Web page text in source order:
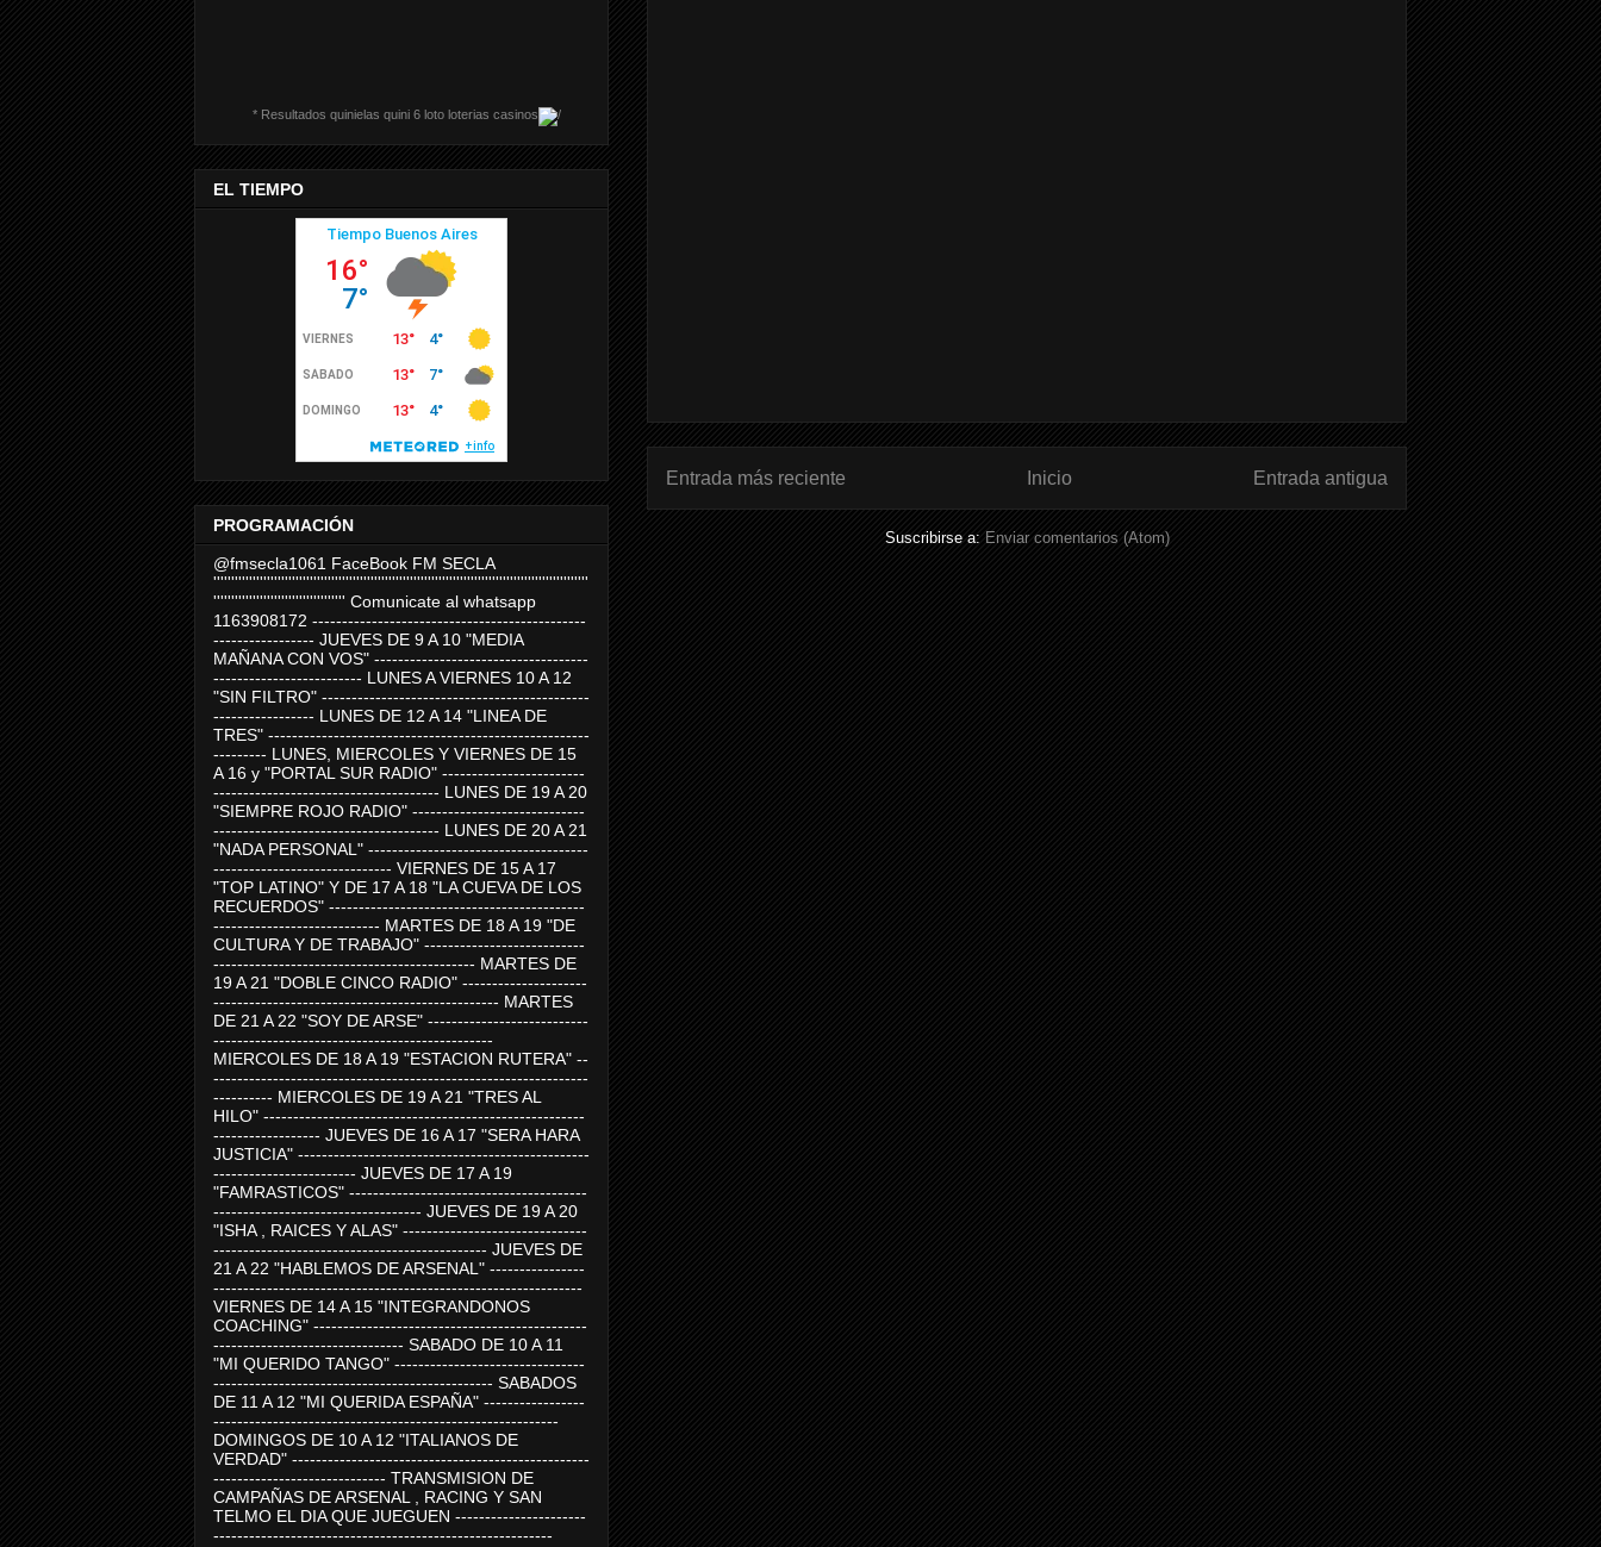
Entrada más reciente Entrada antigua
Inicio
Suscribirse a: Enviar comentarios (Atom)
* Resultados quinielas quini 6 loto loterias casinos
EL TIEMPO
PROGRAMACIÓN
@fmsecla1061 FaceBook FM SECLA
'''''''''''''''''''''''''''''''''''''''''''''''''''''''''''''''''''''''''''''''''''''''''''''''''''''''''
''''''''''''''''''''''''''''''''''''' Comunicate al whatsapp
1163908172 ----------------------------------------------
----------------- JUEVES DE 9 A 10 "MEDIA
MAÑANA CON VOS" ------------------------------------
------------------------- LUNES A VIERNES 10 A 12
"SIN FILTRO" ---------------------------------------------
----------------- LUNES DE 12 A 14 "LINEA DE
TRES" ------------------------------------------------------
--------- LUNES, MIERCOLES Y VIERNES DE 15
A 16 y "PORTAL SUR RADIO" ------------------------
-------------------------------------- LUNES DE 19 A 20
"SIEMPRE ROJO RADIO" -----------------------------
-------------------------------------- LUNES DE 20 A 21
"NADA PERSONAL" -------------------------------------
------------------------------ VIERNES DE 15 A 17
"TOP LATINO" Y DE 17 A 18 "LA CUEVA DE LOS
RECUERDOS" -------------------------------------------
---------------------------- MARTES DE 18 A 19 "DE
CULTURA Y DE TRABAJO" ---------------------------
-------------------------------------------- MARTES DE
19 A 21 "DOBLE CINCO RADIO" ---------------------
------------------------------------------------ MARTES
DE 21 A 22 "SOY DE ARSE" ---------------------------
-----------------------------------------------
MIERCOLES DE 18 A 19 "ESTACION RUTERA" --
---------------------------------------------------------------
---------- MIERCOLES DE 19 A 21 "TRES AL
HILO" ------------------------------------------------------
------------------ JUEVES DE 16 A 17 "SERA HARA
JUSTICIA" -------------------------------------------------
------------------------ JUEVES DE 17 A 19
"FAMRASTICOS" ----------------------------------------
----------------------------------- JUEVES DE 19 A 20
"ISHA , RAICES Y ALAS" -------------------------------
---------------------------------------------- JUEVES DE
21 A 22 "HABLEMOS DE ARSENAL" ----------------
--------------------------------------------------------------
VIERNES DE 14 A 15 "INTEGRANDONOS
COACHING" ----------------------------------------------
-------------------------------- SABADO DE 10 A 11
"MI QUERIDO TANGO" --------------------------------
----------------------------------------------- SABADOS
DE 11 A 12 "MI QUERIDA ESPAÑA" -----------------
----------------------------------------------------------
DOMINGOS DE 10 A 12 "ITALIANOS DE
VERDAD" --------------------------------------------------
----------------------------- TRANSMISION DE
CAMPAÑAS DE ARSENAL , RACING Y SAN
TELMO EL DIA QUE JUEGUEN ----------------------
---------------------------------------------------------